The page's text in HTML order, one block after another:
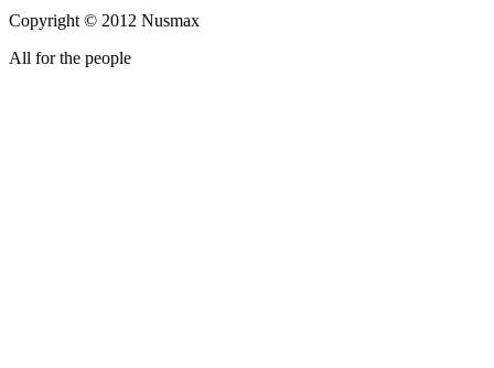
Copyright © 2012 Nusmax
All for the people